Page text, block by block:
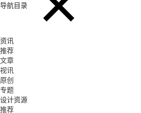
导航目录
资讯
推荐
文章
视讯
原创
专题
设计资源
推荐